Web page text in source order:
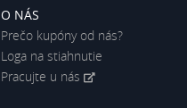
O NÁS
Prečo kupóny od nás?
Loga na stiahnutie
Pracujte u nás